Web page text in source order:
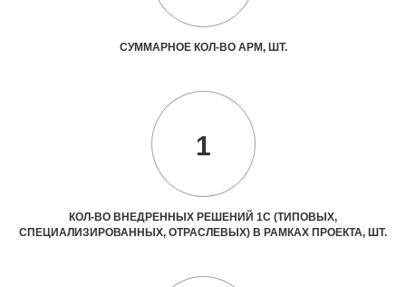
СУММАРНОЕ КОЛ-ВО АРМ, ШТ.
1
КОЛ-ВО ВНЕДРЕННЫХ РЕШЕНИЙ 1С (ТИПОВЫХ,
СПЕЦИАЛИЗИРОВАННЫХ, ОТРАСЛЕВЫХ) В РАМКАХ ПРОЕКТА, ШТ.